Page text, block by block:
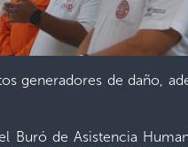
generadores de daño,
de Asistencia